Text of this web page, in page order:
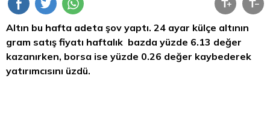
Altın bu hafta adeta şov yaptı. 24 ayar külçe altının
gram satış fiyatı haftalık bazda yüzde 6.13 değer
kazanırken, borsa ise yüzde 0.26 değer kaybederek
yatırımcısını üzdü.